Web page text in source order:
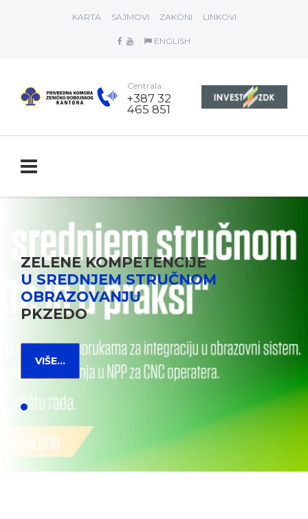
KARTA SAJMOVI ZAKONI LINKOVI
ENGLISH
Centrala:
+387 32
465 851
ZELENE KOMPETENCIJE
U SREDNJEM STRUČNOM
OBRAZOVANJU
PKZEDO
VIŠE...